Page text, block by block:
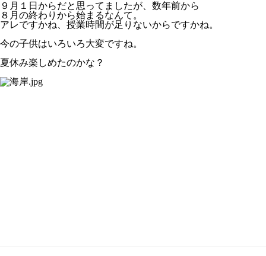
９月１日からだと思ってましたが、数年前から
８月の終わりから始まるなんて。
アレですかね、授業時間が足りないからですかね。
今の子供はいろいろ大変ですね。
夏休み楽しめたのかな？